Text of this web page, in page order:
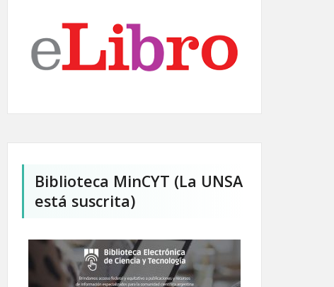
Biblioteca MinCYT (La UNSA
está suscrita)